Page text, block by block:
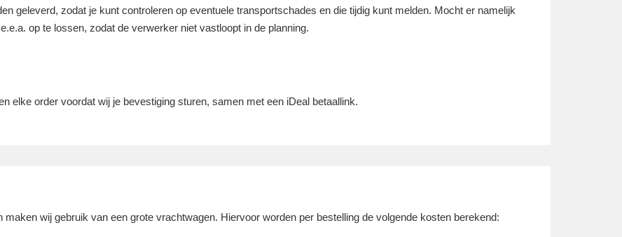
geleverd, zodat je kunt controleren op eventuele transportschades en die tijdig kunt melden. Mocht er namelijk
op te lossen, zodat de verwerker niet vastloopt in de planning.
elke order voordat wij je bevestiging sturen, samen met een iDeal betaallink.
wij gebruik van een grote vrachtwagen. Hiervoor worden per bestelling de volgende kosten berekend: